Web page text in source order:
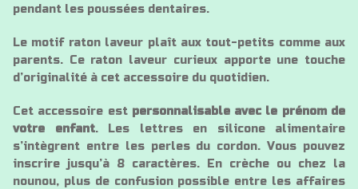
pendant les poussées dentaires.
Le motif raton laveur plaît aux tout-petits comme aux
parents. Ce raton laveur curieux apporte une touche
d’originalité à cet accessoire du quotidien.
Cet accessoire est personnalisable avec le prénom de
votre enfant. Les lettres en silicone alimentaire
s’intègrent entre les perles du cordon. Vous pouvez
inscrire jusqu’à 8 caractères. En crèche ou chez la
nounou, plus de confusion possible entre les affaires